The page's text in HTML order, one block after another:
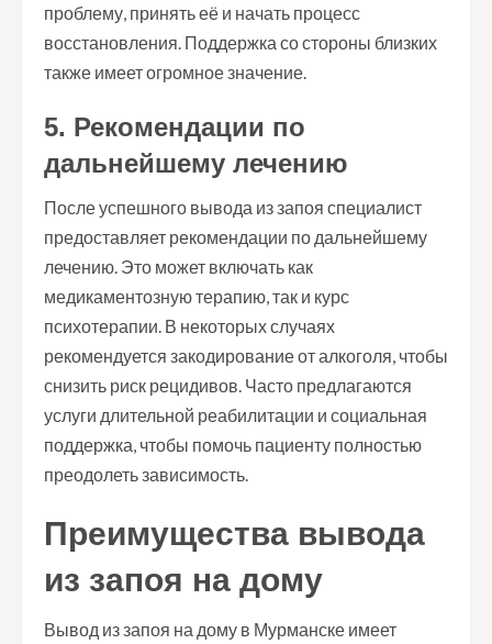
проблему, принять её и начать процесс
восстановления. Поддержка со стороны близких
также имеет огромное значение.
5. Рекомендации по
дальнейшему лечению
После успешного вывода из запоя специалист
предоставляет рекомендации по дальнейшему
лечению. Это может включать как
медикаментозную терапию, так и курс
психотерапии. В некоторых случаях
рекомендуется закодирование от алкоголя, чтобы
снизить риск рецидивов. Часто предлагаются
услуги длительной реабилитации и социальная
поддержка, чтобы помочь пациенту полностью
преодолеть зависимость.
Преимущества вывода
из запоя на дому
Вывод из запоя на дому в Мурманске имеет